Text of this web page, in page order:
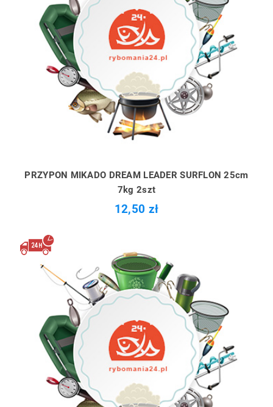
PRZYPON MIKADO DREAM LEADER SURFLON 25cm
7kg 2szt
12,50 zł